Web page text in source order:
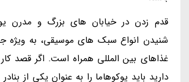
قدم زدن در خیابان های بزرگ و مدرن
شنیدن انواع سبک های موسیقی، به ویژه
غذاهای بین المللی همراه است. اگر قصد
دارید باید یوکوهاما را به عنوان یکی از